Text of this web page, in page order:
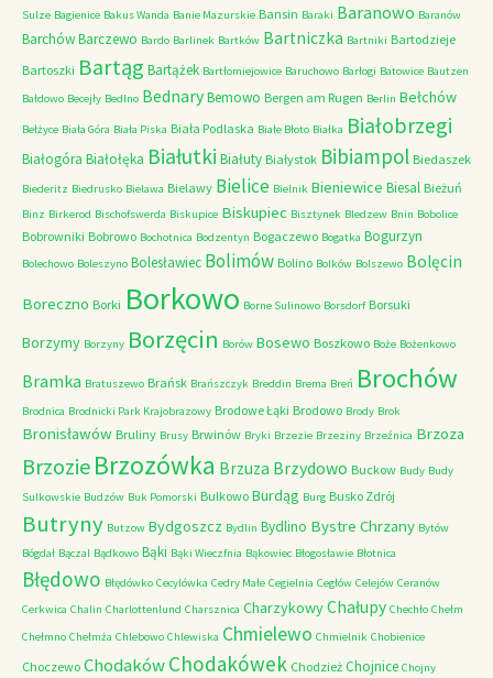
Sulze Bagienice Bakus Wanda Banie Mazurskie Bansin Baraki Baranowo Baranów
BarchówBarczewo Bardo Barlinek Bartków Bartniczka Bartniki Bartodzieje
Bartoszki Bartąg Bartążek Bartłomiejowice Baruchowo Barłogi Batowice Bautzen
Bałdowo Becejły Bedlno BednaryBemowo Bergen am Rugen Berlin Bełchów
Bełżyce Biała Góra Biała Piska Biała Podlaska Białe Błoto Białka Białobrzegi
Białogóra Białołęka Białutki Białuty Białystok Bibiampol Biedaszek
Biederitz Biedrusko Bielawa Bielawy Bielice Bielnik Bieniewice Biesal Bieżuń
Binz Birkerod Bischofswerda Biskupice Biskupiec Bisztynek Bledzew Bnin Bobolice
Bobrowniki Bobrowo Bochotnica Bodzentyn Bogaczewo Bogatka Bogurzyn
Bolechowo Boleszyno Bolesławiec Bolimów Bolino Bolków Bolszewo Bolęcin
Boreczno Borki Borkowo Borne Sulinowo Borsdorf Borsuki
Borzymy Borzyny Borzęcin Borów Bosewo Boszkowo Boże Bożenkowo
Bramka Bratuszewo Brańsk Brańszczyk Breddin Brema Breń Brochów
Brodnica Brodnicki Park Krajobrazowy Brodowe Łąki Brodowo Brody Brok
Bronisławów Bruliny Brusy Brwinów Bryki Brzezie Brzeziny Brzeźnica Brzoza
Brzozie Brzozówka Brzuza Brzydowo Buckow Budy Budy
Sulkowskie Budzów Buk Pomorski Bulkowo Burdąg Burg Busko Zdrój
Butryny Butzow Bydgoszcz Bydlin Bydlino Bystre Chrzany Bytów
Bógdał Bączal Bądkowo Bąki Bąki Wieczfnia Bąkowiec Błogosławie Błotnica
Błędowo Błędówko Cecylówka Cedry Małe Cegielnia Cegłów Celejów Ceranów
Cerkwica Chalin Charlottenlund Charsznica CharzykowyChałupy Chechło Chełm
Chełmno Chełmża Chlebowo Chlewiska Chmielewo Chmielnik Chobienice
Choczewo ChodakówChodakówek Chodzież Chojnice Chojny